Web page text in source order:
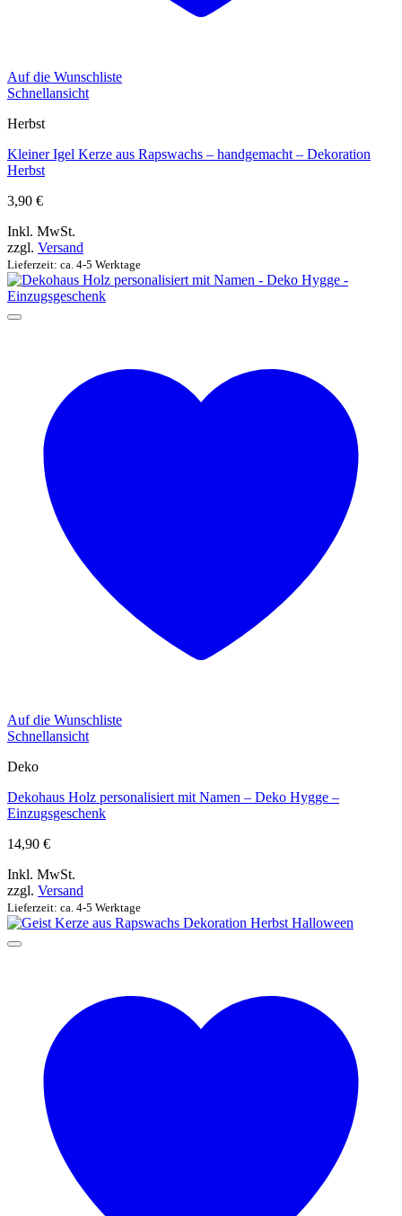
Auf die Wunschliste
Schnellansicht
Herbst
Kleiner Igel Kerze aus Rapswachs – handgemacht – Dekoration
Herbst
3,90 €
Inkl. MwSt.
zzgl. Versand
Lieferzeit: ca. 4-5 Werktage
Auf die Wunschliste
Schnellansicht
Deko
Dekohaus Holz personalisiert mit Namen – Deko Hygge –
Einzugsgeschenk
14,90 €
Inkl. MwSt.
zzgl. Versand
Lieferzeit: ca. 4-5 Werktage